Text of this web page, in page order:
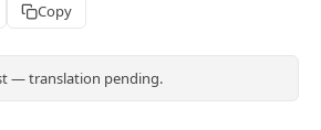
Copy
— translation pending.